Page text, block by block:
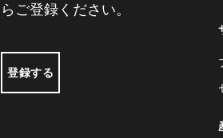
らご登録ください。
登録する